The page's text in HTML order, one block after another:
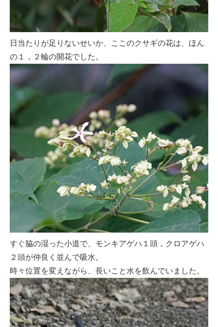
日当たりが足りないせいか、ここのクサギの花は、ほん
の１，２輪の開花でした。
すぐ脇の湿った小道で、モンキアゲハ１頭，クロアゲハ
２頭が仲良く並んで吸水。
時々位置を変えながら、長いこと水を飲んでいました。